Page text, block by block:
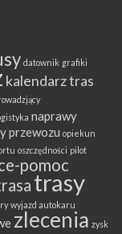
datownik grafiki
kalendarz tras
naprawy
przewozu opiekun
oszczędności pilot
pomoc
trasy
wyjazd autokaru
zlecenia zysk